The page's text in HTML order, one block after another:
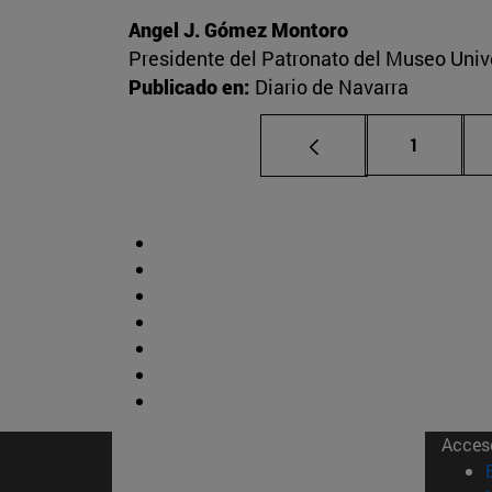
Angel J. Gómez Montoro
Presidente del Patronato del Museo
Publicado en: Diario de Navarra
Página
1